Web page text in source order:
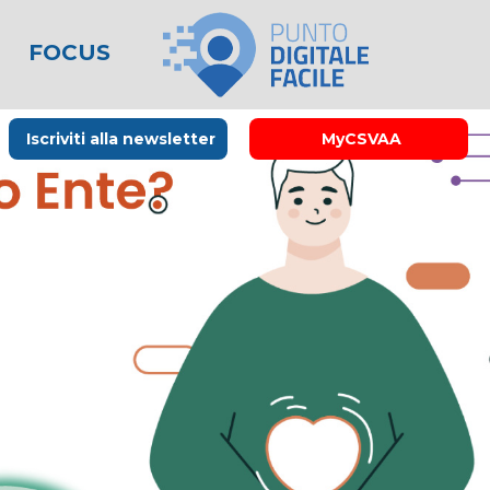
FOCUS
Rubrica La Stampa
Links utili
Iscriviti alla newsletter MyCSVAA